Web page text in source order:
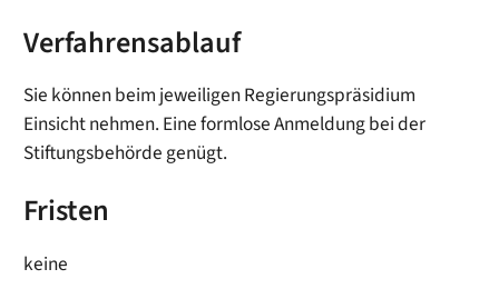
Verfahrensablauf
Sie können beim jeweiligen Regierungspräsidium
Einsicht nehmen. Eine formlose Anmeldung bei der
Stiftungsbehörde genügt.
Fristen
keine